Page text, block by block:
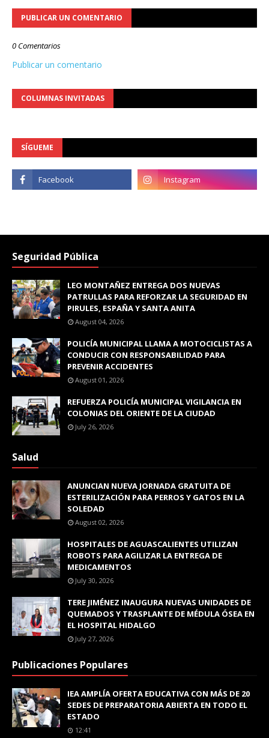
PUBLICAR UN COMENTARIO
0 Comentarios
Publicar un comentario
COLUMNAS INVITADAS
SÍGUEME
Seguridad Pública
LEO MONTAÑEZ ENTREGA DOS NUEVAS
PATRULLAS PARA REFORZAR LA SEGURIDAD EN
PIRULES, ESPAÑA Y SANTA ANITA
August 04, 2026
POLICÍA MUNICIPAL LLAMA A MOTOCICLISTAS A
CONDUCIR CON RESPONSABILIDAD PARA
PREVENIR ACCIDENTES
August 01, 2026
REFUERZA POLICÍA MUNICIPAL VIGILANCIA EN
COLONIAS DEL ORIENTE DE LA CIUDAD
July 26, 2026
Salud
ANUNCIAN NUEVA JORNADA GRATUITA DE
ESTERILIZACIÓN PARA PERROS Y GATOS EN LA
SOLEDAD
August 02, 2026
HOSPITALES DE AGUASCALIENTES UTILIZAN
ROBOTS PARA AGILIZAR LA ENTREGA DE
MEDICAMENTOS
July 30, 2026
TERE JIMÉNEZ INAUGURA NUEVAS UNIDADES DE
QUEMADOS Y TRASPLANTE DE MÉDULA ÓSEA EN
EL HOSPITAL HIDALGO
July 27, 2026
Publicaciones Populares
IEA AMPLÍA OFERTA EDUCATIVA CON MÁS DE 20
SEDES DE PREPARATORIA ABIERTA EN TODO EL
ESTADO
12:41